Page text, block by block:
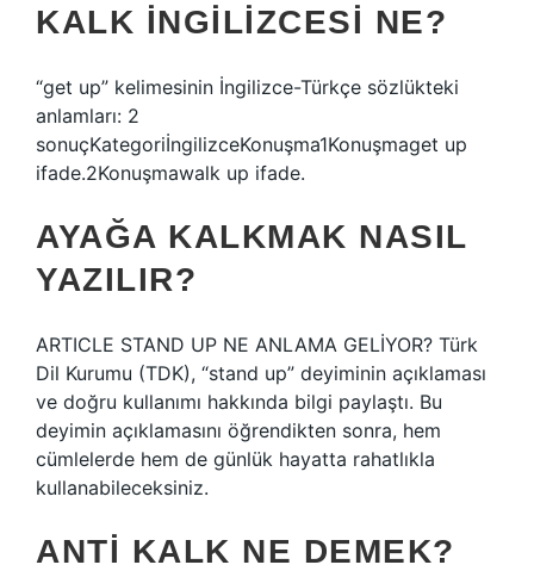
KALK INGILIZCESI NE?
“get up” kelimesinin İngilizce-Türkçe sözlükteki
anlamları: 2
sonuçKategoriİngilizceKonuşma1Konuşmaget up
ifade.2Konuşmawalk up ifade.
AYAĞA KALKMAK NASIL
YAZILIR?
ARTICLE STAND UP NE ANLAMA GELİYOR? Türk
Dil Kurumu (TDK), “stand up” deyiminin açıklaması
ve doğru kullanımı hakkında bilgi paylaştı. Bu
deyimin açıklamasını öğrendikten sonra, hem
cümlelerde hem de günlük hayatta rahatlıkla
kullanabileceksiniz.
ANTI KALK NE DEMEK?